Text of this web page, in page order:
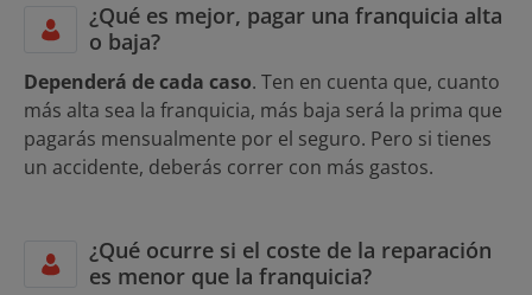
¿Qué es mejor, pagar una franquicia alta
o baja?
Dependerá de cada caso. Ten en cuenta que, cuanto
más alta sea la franquicia, más baja será la prima que
pagarás mensualmente por el seguro. Pero si tienes
un accidente, deberás correr con más gastos.
¿Qué ocurre si el coste de la reparación
es menor que la franquicia?